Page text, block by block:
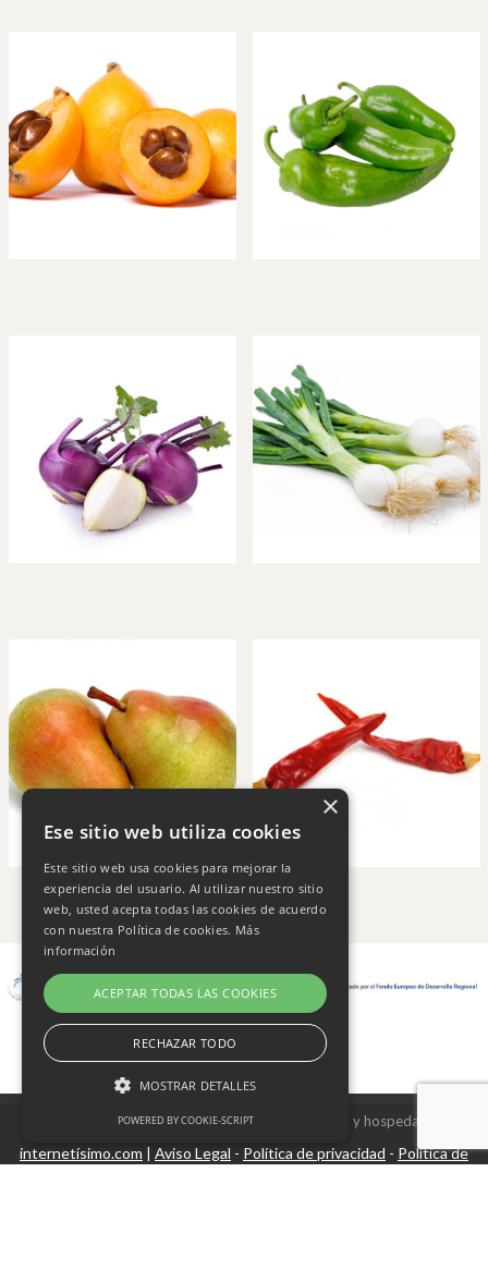
Copyright © 2026 Frutas Champi s.l. - Diseño y hospedaje
internetísimo.com | Aviso Legal - Política de privacidad - Política de
×
Ese sitio web utiliza cookies
Este sitio web usa cookies para mejorar la
experiencia del usuario. Al utilizar nuestro sitio
web, usted acepta todas las cookies de acuerdo
con nuestra Política de cookies. Más
información
ACEPTAR TODAS LAS COOKIES
RECHAZAR TODO
MOSTRAR DETALLES
POWERED BY COOKIE-SCRIPT